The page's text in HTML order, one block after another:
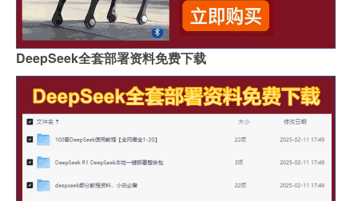
DeepSeek全套部署资料免费下载